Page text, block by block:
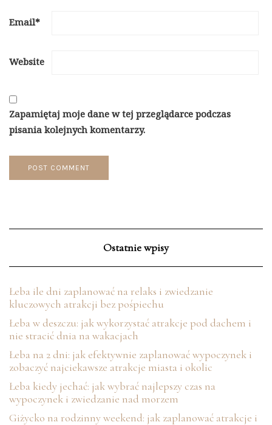
Email*
Website
Zapamiętaj moje dane w tej przeglądarce podczas
pisania kolejnych komentarzy.
Ostatnie wpisy
Łeba ile dni zaplanować na relaks i zwiedzanie
kluczowych atrakcji bez pośpiechu
Łeba w deszczu: jak wykorzystać atrakcje pod dachem i
nie stracić dnia na wakacjach
Łeba na 2 dni: jak efektywnie zaplanować wypoczynek i
zobaczyć najciekawsze atrakcje miasta i okolic
Łeba kiedy jechać: jak wybrać najlepszy czas na
wypoczynek i zwiedzanie nad morzem
Giżycko na rodzinny weekend: jak zaplanować atrakcje i